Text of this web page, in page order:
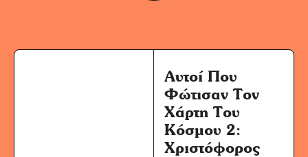
Αυτοί Που
Φώτισαν Τον
Χάρτη Του
Κόσμου 2:
Χριστόφορος